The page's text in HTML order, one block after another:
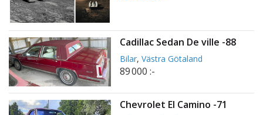
Cadillac Sedan De ville -88
Bilar,Västra Götaland
89 000 :-
Chevrolet El Camino -71